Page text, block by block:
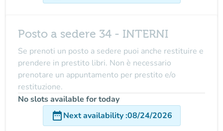
Posto a sedere 34 - INTERNI
Se prenoti un posto a sedere puoi anche restituire e
prendere in prestito libri. Non è necessario
prenotare un appuntamento per prestito e/o
restituzione.
No slots available for today
date_rangeNext availability:08/24/2026